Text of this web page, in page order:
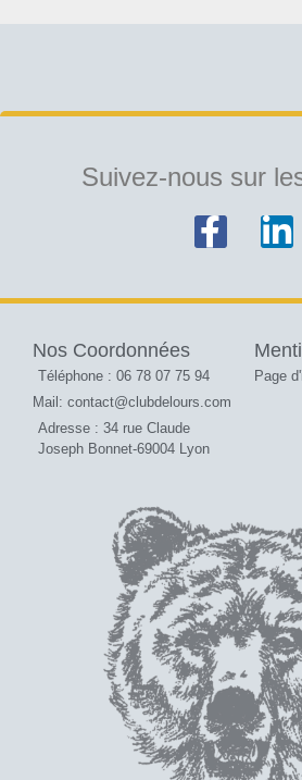
Suivez-nous sur
Nos Coordonnées
Téléphone : 06 78 07 75 94
Mail: contact@clubdelours.com
Adresse : 34 rue Claude
Joseph Bonnet-69004 Lyon
Page